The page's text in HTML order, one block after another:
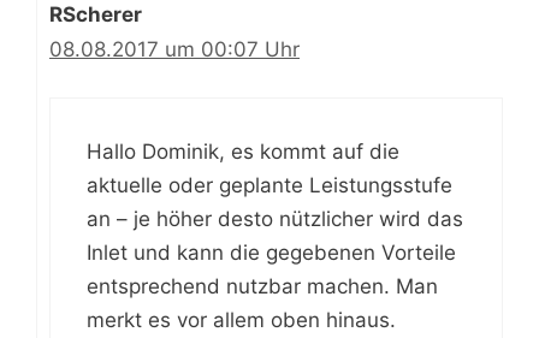
RScherer
08.08.2017 um 00:07 Uhr
Hallo Dominik, es kommt auf die
aktuelle oder geplante Leistungsstufe
an – je höher desto nützlicher wird das
Inlet und kann die gegebenen Vorteile
entsprechend nutzbar machen. Man
merkt es vor allem oben hinaus.